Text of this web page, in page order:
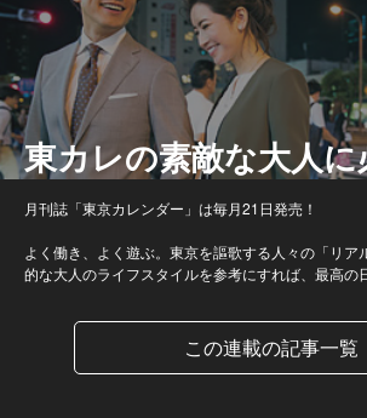
東カレの素敵な大人
月刊誌「東京カレンダー」は毎月21日発売！
よく働き、よく遊ぶ。東京を謳歌する人々の「リア
的な大人のライフスタイルを参考にすれば、最高の
この連載の記事一覧